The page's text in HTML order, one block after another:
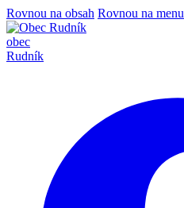
Rovnou na obsah Rovnou na menu
obec
Rudník